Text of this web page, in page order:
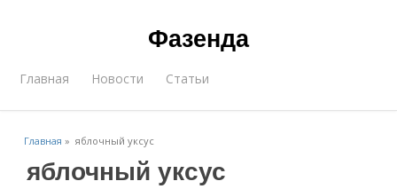
Фазенда
Главная Новости Статьи
Главная » яблочный уксус
яблочный уксус